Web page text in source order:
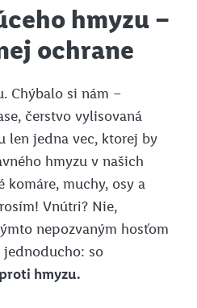
hmyzu –
ochrane
Chýbalo si nám –
čerstvo vylisovaná
len jedna vec, ktorej by
hmyzu v našich
komáre, muchy, osy a
Vnútri? Nie,
nepozvaným hosťom
so
hmyzu.